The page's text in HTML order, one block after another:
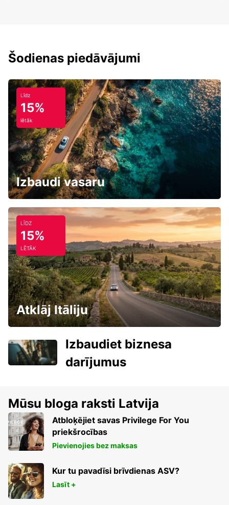
Šodienas piedāvājumi
Līdz
15%
lētāk
Izbaudi vasaru
LĪDZ
15%
LĒTĀK
Atklāj Itāliju
Izbaudiet biznesa
darījumus
Mūsu bloga raksti Latvija
Atbloķējiet savas Privilege For You
priekšrocības
Pievienojies bez maksas
Kur tu pavadīsi brīvdienas ASV?
Lasīt +